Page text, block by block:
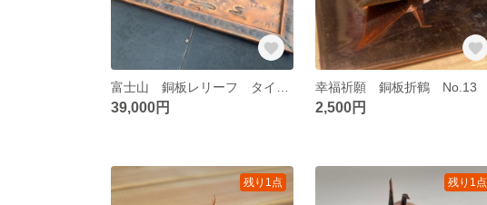
39,000円
幸福祈願 銅板折鶴 No.13
2,500円
残り1点 残り1点